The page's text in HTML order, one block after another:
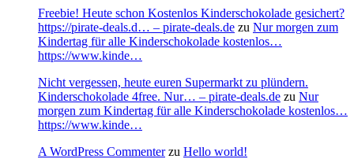
Freebie! Heute schon Kostenlos Kinderschokolade gesichert?
https://pirate-deals.d… – pirate-deals.de zu Nur morgen zum
Kindertag für alle Kinderschokolade kostenlos…
https://www.kinde…
Nicht vergessen, heute euren Supermarkt zu plündern.
Kinderschokolade 4free. Nur… – pirate-deals.de zu Nur
morgen zum Kindertag für alle Kinderschokolade kostenlos…
https://www.kinde…
A WordPress Commenterzu Hello world!